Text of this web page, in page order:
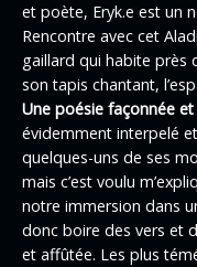
et poète, Eryk.e est un
Rencontre avec cet
gaillard qui habite près
son tapis chantant,
Une poésie façonnée
évidemment interpelé
quelques-uns de ses
mais c’est voulu
notre immersion dans
donc boire des vers et
et affûtée. Les plus